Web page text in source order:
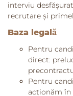
interviu
recrutare și
Baza legală
Pentru
direct:
Pentru
acționăm în